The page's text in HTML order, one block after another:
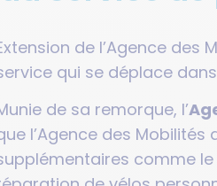
de l’Agence des
qui se déplace
de sa remorque, l’
l’Agence des
comme